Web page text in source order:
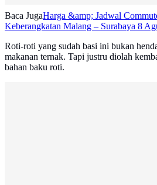
Baca JugaHarga &amp; Jadwal
Keberangkatan Malang – Surabaya 8
Roti-roti yang sudah basi ini bukan
makanan ternak. Tapi justru diolah
bahan baku roti.